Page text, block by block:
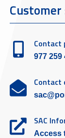
Contact
977 259
Contact
SAC
Access